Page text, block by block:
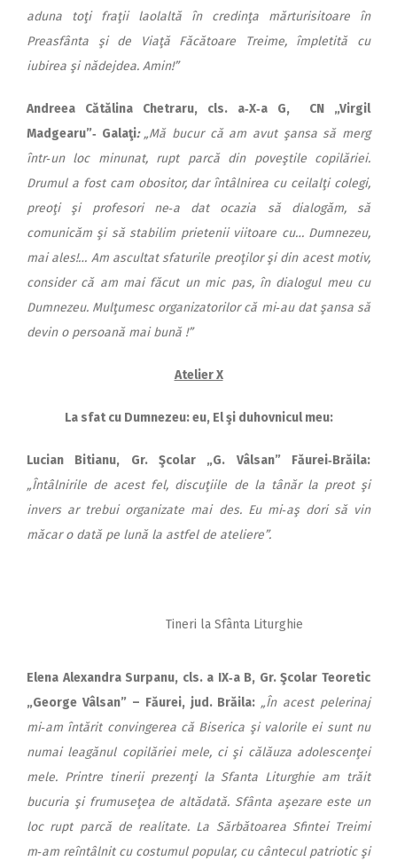
aduna toţi fraţii laolaltă în credinţa mărturisitoare în
Preasfânta şi de Viaţă Făcătoare Treime, împletită cu
iubirea şi nădejdea. Amin!”
Andreea Cătălina Chetraru, cls. a‑X‑a G, CN „Virgil
Madgearu”‑ Galaţi: „Mă bucur că am avut şansa să merg
într‑un loc minunat, rupt parcă din poveştile copilăriei.
Drumul a fost cam obositor, dar întâlnirea cu ceilalţi colegi,
preoţi şi profesori ne‑a dat ocazia să dialogăm, să
comunicăm şi să stabilim prietenii viitoare cu… Dumnezeu,
mai ales!… Am ascultat sfaturile preoţilor şi din acest motiv,
consider că am mai făcut un mic pas, în dialogul meu cu
Dumnezeu. Mulţumesc organizatorilor că mi‑au dat şansa să
devin o persoană mai bună !”
Atelier X
La sfat cu Dumnezeu: eu, El şi duhovnicul meu:
Lucian Bitianu, Gr. Şcolar „G. Vâlsan” Făurei‑Brăila:
„Întâlnirile de acest fel, discuţiile de la tânăr la preot şi
invers ar trebui organizate mai des. Eu mi‑aş dori să vin
măcar o dată pe lună la astfel de ateliere”.
Tineri la Sfânta Liturghie
Elena Alexandra Surpanu, cls. a IX‑a B, Gr.Şcolar Teoretic
„George Vâlsan” – Făurei, jud. Brăila: „În acest pelerinaj
mi‑am întărit con­vin­gerea că Biserica şi valorile ei sunt nu
numai leagănul copilăriei mele, ci şi călăuza adolescenţei
mele. Printre tinerii prezenţi la Sfanta Liturghie am trăit
bucuria şi frumuseţea de altădată. Sfânta aşezare este un
loc rupt parcă de realitate. La Sărbătoarea Sfintei Treimi
m‑am reîntâlnit cu costumul popular, cu cântecul patriotic şi